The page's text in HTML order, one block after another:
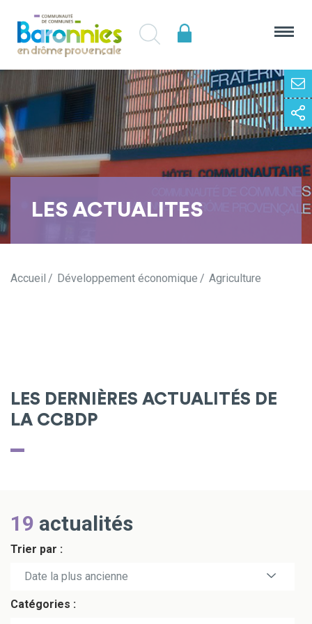
LES ACTUALITES
Accueil Développement économique Agriculture
LES DERNIÈRES ACTUALITÉS DE
LA CCBDP
19 actualités
Trier par :
Date la plus récente
Date la plus ancienne
Catégories :